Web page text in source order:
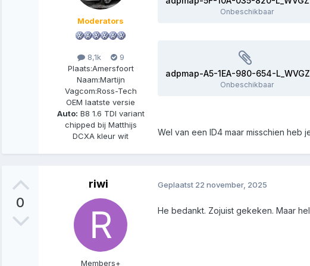
Moderators
8,1k
9
Plaats:Amersfoort
Naam:Martijn
Vagcom:Ross-Tech
OEM laatste versie
Auto: B8 1.6 TDI variant
chipped bij Matthijs
DCXA kleur wit
Onbeschikbaar
Onbeschikbaar
Wel van een ID4 maar misschien heb
0
riwi
Members+
Geplaatst 22 november, 2025
He bedankt. Zojuist gekeken. Maar